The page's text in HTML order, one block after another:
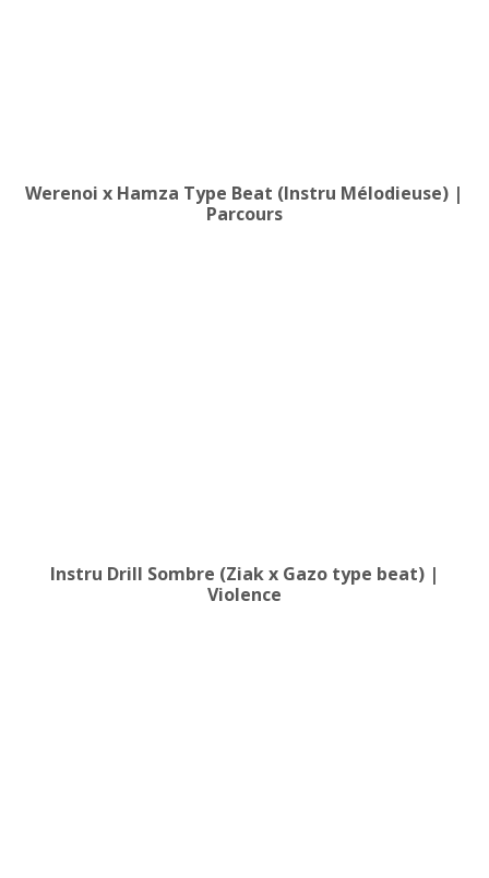
Werenoi x Hamza Type Beat (Instru Mélodieuse) |
Parcours
Instru Drill Sombre (Ziak x Gazo type beat) |
Violence